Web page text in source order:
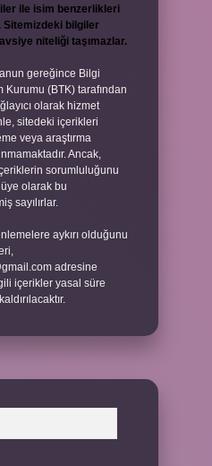
ile isim benzerlikleri
Sitemizdeki bilgiler
niteliği taşımazlar.
gereğince Bilgi
(BTK) tarafından
olarak hizmet
sitedeki içerikleri
veya araştırma
Ancak,
sorumluluğunu
olarak bu
sayılırlar.
aykırı olduğunu
adresine
içerikler yasal süre